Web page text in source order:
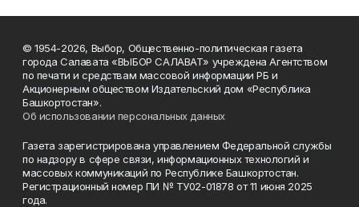
© 1954-2026, Выбор, Общественно-политическая газета
города Салавата «ВЫБОР САЛАВАТ» учреждена Агентством
по печати и средствам массовой информации РБ и
Акционерным обществом Издательский дом «Республика
Башкортостан».
Об использовании персональных данных
Газета зарегистрирована управлением Федеральной службы
по надзору в сфере связи, информационных технологий и
массовых коммуникаций по Республике Башкортостан.
Регистрационный номер ПИ № ТУ02-01878 от 11 июня 2025
года.